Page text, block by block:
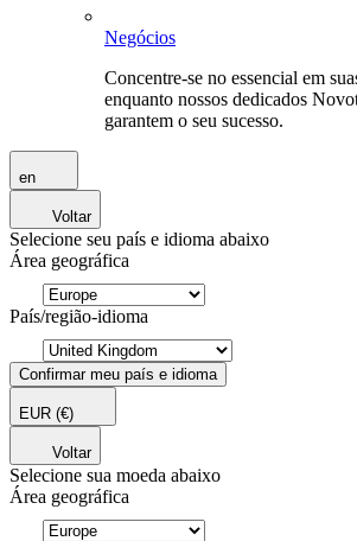
Negócios
Concentre-se no essencial em
enquanto nossos dedicados
garantem o seu sucesso.
en
Voltar
Selecione seu país e idioma abaixo
Área geográfica
País/região-idioma
Confirmar meu país e idioma
EUR (€)
Voltar
Selecione sua moeda abaixo
Área geográfica